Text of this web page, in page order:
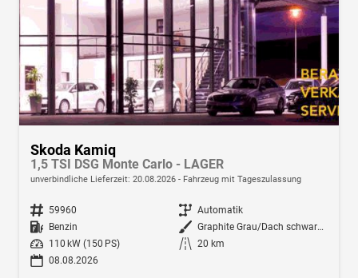
Skoda Kamiq
1,5 TSI DSG Monte Carlo - LAGER
unverbindliche Lieferzeit: 20.08.2026 Fahrzeug mit Tageszulassung
Fahrzeugnr. 59960 Getriebe Automatik
Kraftstoff Benzin Außenfarbe
Graphite Grau/Dach schwarz Metallic (5X1Z)
Leistung
110 kW (150 PS) Kilometerstand 20 km
08.08.2026